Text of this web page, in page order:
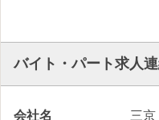
バイト・パート求人
会社名 三